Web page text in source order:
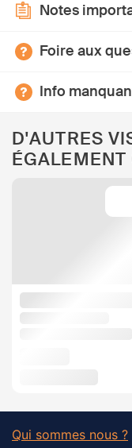
Notes
Foire aux
Info
D'AUTRES
ÉGALEMENT
Qui sommes nous ?